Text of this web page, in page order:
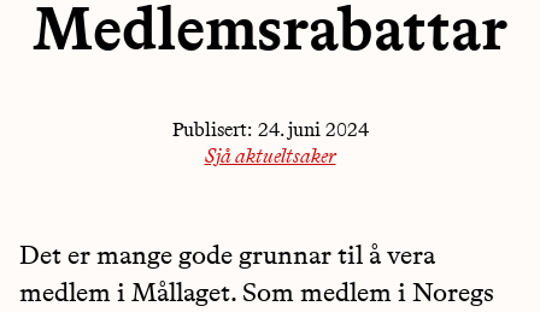
Medlemsrabattar
Publisert: 24. juni 2024
Sjå aktueltsaker
Det er mange gode grunnar til å vera
medlem i Mållaget. Som medlem i Noregs